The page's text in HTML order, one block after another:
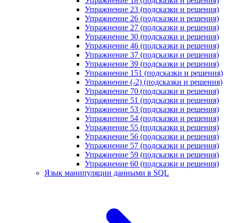
Упражнение 23 (подсказки и решения)
Упражнение 26 (подсказки и решения)
Упражнение 27 (подсказки и решения)
Упражнение 30 (подсказки и решения)
Упражнение 46 (подсказки и решения)
Упражнение 37 (подсказки и решения)
Упражнение 39 (подсказки и решения)
Упражнение 151 (подсказки и решения)
Упражнение (-2) (подсказки и решения)
Упражнение 70 (подсказки и решения)
Упражнение 51 (подсказки и решения)
Упражнение 53 (подсказки и решения)
Упражнение 54 (подсказки и решения)
Упражнение 55 (подсказки и решения)
Упражнение 56 (подсказки и решения)
Упражнение 57 (подсказки и решения)
Упражнение 59 (подсказки и решения)
Упражнение 60 (подсказки и решения)
Язык манипуляции данными в SQL